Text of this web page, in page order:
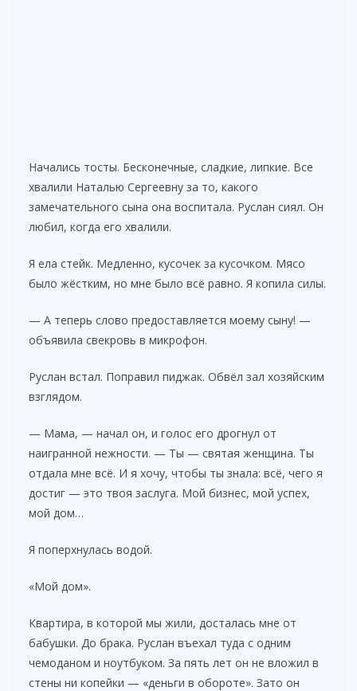
Начались тосты. Бесконечные, сладкие, липкие. Все
хвалили Наталью Сергеевну за то, какого
замечательного сына она воспитала. Руслан сиял. Он
любил, когда его хвалили.
Я ела стейк. Медленно, кусочек за кусочком. Мясо
было жёстким, но мне было всё равно. Я копила силы.
— А теперь слово предоставляется моему сыну! —
объявила свекровь в микрофон.
Руслан встал. Поправил пиджак. Обвёл зал хозяйским
взглядом.
— Мама, — начал он, и голос его дрогнул от
наигранной нежности. — Ты — святая женщина. Ты
отдала мне всё. И я хочу, чтобы ты знала: всё, чего я
достиг — это твоя заслуга. Мой бизнес, мой успех,
мой дом…
Я поперхнулась водой.
«Мой дом».
Квартира, в которой мы жили, досталась мне от
бабушки. До брака. Руслан въехал туда с одним
чемоданом и ноутбуком. За пять лет он не вложил в
стены ни копейки — «деньги в обороте». Зато он